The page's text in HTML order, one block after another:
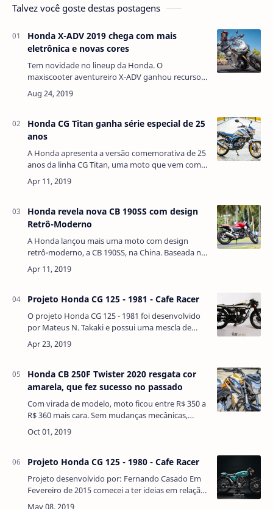
Talvez você goste destas postagens
Honda X-ADV 2019 chega com mais
eletrônica e novas cores
Tem novidade no lineup da Honda. O
maxiscooter aventureiro X-ADV ganhou recursos
eletrônicos, além de cores e grafismos inéditos,
em sua atualização para versão 2019. Com dificu…
Honda CG Titan ganha série especial de 25
anos
A Honda apresenta a versão comemorativa de 25
anos da linha CG Titan, uma moto que vem com
uma nova pintura e grafismos inéditos, além de
aplicação exclusiva de logotipo alusivo…
Honda revela nova CB 190SS com design
Retrô-Moderno
A Honda lançou mais uma moto com design
retrô-moderno, a CB 190SS, na China. Baseada na
CB 190R e com design inspirado no conceito
“Neo Sports Cafe”, ela traz detalhes exclusivo…
Projeto Honda CG 125 - 1981 - Cafe Racer
O projeto Honda CG 125 - 1981 foi desenvolvido
por Mateus N. Takaki e possui uma mescla de
conceitos, o visual retrô das antigas Cafe Racers
somado a elementos que remetem a motos …
Honda CB 250F Twister 2020 resgata cor
amarela, que fez sucesso no passado
Com virada de modelo, moto ficou entre R$ 350 a
R$ 360 mais cara. Sem mudanças mecânicas,
Twister ganhou apenas novas cores.A Honda não
mexeu na CB 250F Twister 2020 após a moto re…
Projeto Honda CG 125 - 1980 - Cafe Racer
Projeto desenvolvido por: Fernando Casado Em
Fevereiro de 2015 comecei a ter ideias em relação
a customização de motos, e como sempre fui